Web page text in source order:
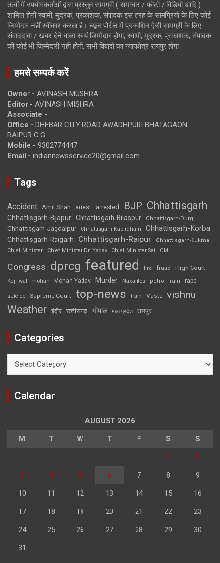
तत्वों में उपयोगकर्ताओं द्वारा प्रस्तुत सामग्री ( समाचार / फोटो / विडियो आदि )
शामिल होगी स्वामी, मुद्रक, प्रकाशक, संपादक इस तरह के सामग्रियों के लिए कोई
ज़िम्मेदार नहीं स्वीकार करता है। न्यूज़ पोर्टल में प्रकाशित ऐसी सामग्री के लिए
संवाददाता / खबर देने वाला स्वयं जिम्मेदार होगा, स्वामी, मुद्रक, प्रकाशक, संपादक
की कोई भी जिम्मेदारी नहीं होगी. सभी विवादों का न्यायक्षेत्र रायपुर होगा
हमसे सम्पर्क करें
Owner - AVINASH MUSHRA
Editor - AVINASH MISHRA
Associate -
Office - DHEBAR CITY ROAD AWADHPURI BHATAGAON
RAIPUR C.G.
Mobile - 9302774447
Email - indiannewsservice20@gmail.com
Tags
Accident Amit Shah arrest arrested BJP Chhattisgarh
Chhattisgarh-Bijapur Chhattisgarh-Bilaspur Chhattisgarh-Durg
Chhattisgarh-Jagdalpur Chhattisgarh-Kabirdham Chhattisgarh-Korba
Chhattisgarh-Raigarh Chhattisgarh-Raipur
Chhattisgarh-Sukma
Chief Minister
Chief Minister Dr. Yadav Chief Minister Sai CM
Congress dprcg featured fire fraud High Court
Kejriwal mohan Mohan Yadav Murder Naxalites petrol rain rape
suicide Supreme Court top-news train Vastu vishnu
Weather इंदौर छत्तीसगढ़ भोपाल मध्य प्रदेश रायपुर
Categories
Calendar
AUGUST 2026
M T W T F S S
1 2
3 4 5 6 7 8 9
10 11 12 13 14 15 16
17 18 19 20 21 22 23
24 25 26 27 28 29 30
31